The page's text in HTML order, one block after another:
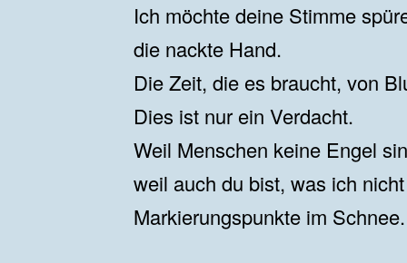
Ich möchte deine Stimme
die nackte Hand.
Die Zeit, die es braucht, von
Dies ist nur ein Verdacht.
Weil Menschen keine Engel
weil auch du bist, was ich
Markierungspunkte im Schnee.